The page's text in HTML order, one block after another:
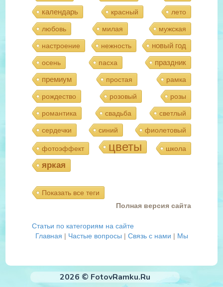
календарь красный лето
любовь милая мужская
настроение нежность новый год
осень пасха
праздник
премиум
простая рамка
рождество розовый розы
романтика свадьба светлый
сердечки синий фиолетовый
фотоэффект цветы школа
яркая
Показать все теги
Полная версия сайта
Статьи по категориям на сайте
Главная | Частые вопросы | Связь с нами | Мы
2026 © FotovRamku.Ru